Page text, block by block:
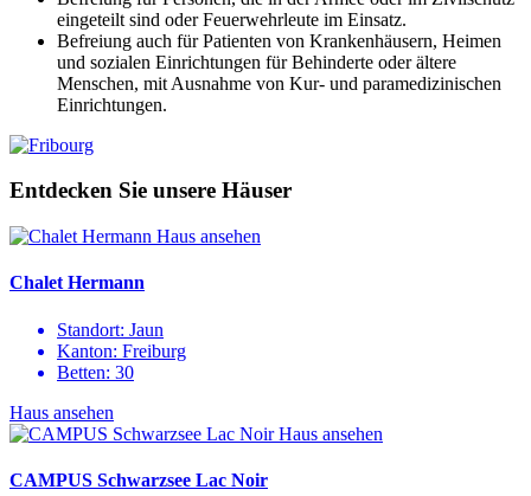
eingeteilt sind oder Feuerwehrleute im Einsatz.
Befreiung auch für Patienten von Krankenhäusern, Heimen
und sozialen Einrichtungen für Behinderte oder ältere
Menschen, mit Ausnahme von Kur- und paramedizinischen
Einrichtungen.
Entdecken Sie unsere Häuser
Haus ansehen
Chalet Hermann
Standort: Jaun
Kanton: Freiburg
Betten: 30
Haus ansehen
Haus ansehen
CAMPUS Schwarzsee Lac Noir